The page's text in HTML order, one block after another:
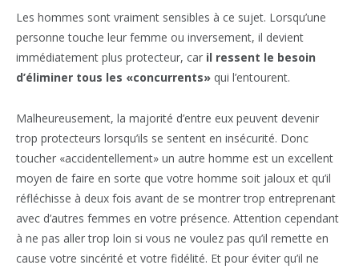
Les hommes sont vraiment sensibles à ce sujet. Lorsqu’une
personne touche leur femme ou inversement, il devient
immédiatement plus protecteur, car il ressent le besoin
d’éliminer tous les «concurrents» qui l’entourent.
Malheureusement, la majorité d’entre eux peuvent devenir
trop protecteurs lorsqu’ils se sentent en insécurité. Donc
toucher «accidentellement» un autre homme est un excellent
moyen de faire en sorte que votre homme soit jaloux et qu’il
réfléchisse à deux fois avant de se montrer trop entreprenant
avec d’autres femmes en votre présence. Attention cependant
à ne pas aller trop loin si vous ne voulez pas qu’il remette en
cause votre sincérité et votre fidélité. Et pour éviter qu’il ne